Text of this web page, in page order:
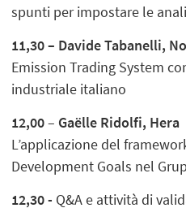
spunti per impostare le
11,30– Davide Tabanelli,
Emission Trading System
industriale italiano
12,00– Gaëlle Ridolfi, Hera
L’applicazione del
Development Goals nel
12,30 - Q&A e attività di